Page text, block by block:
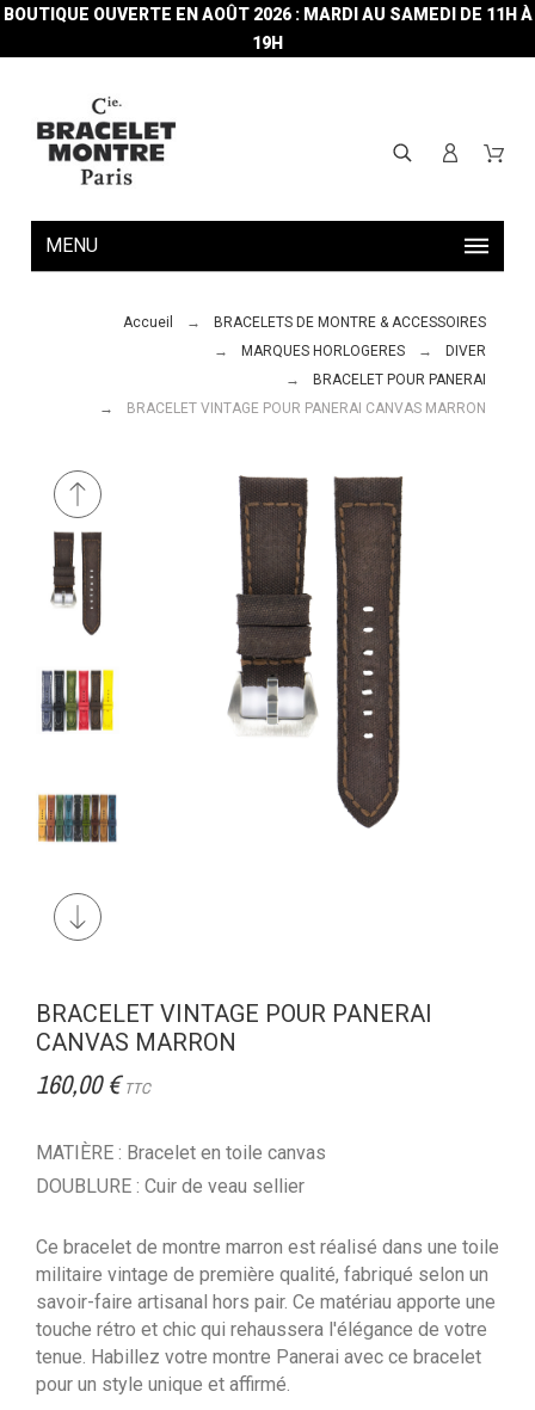
BOUTIQUE OUVERTE EN AOÛT 2026 : MARDI AU SAMEDI DE 11H À
19H
MENU
Accueil
BRACELETS DE MONTRE & ACCESSOIRES
MARQUES HORLOGERES
DIVER
BRACELET POUR PANERAI
BRACELET VINTAGE POUR PANERAI CANVAS MARRON
BRACELET VINTAGE POUR PANERAI
CANVAS MARRON
160,00 € TTC
MATIÈRE : Bracelet en toile canvas
DOUBLURE : Cuir de veau sellier
Ce bracelet de montre marron est réalisé dans une toile
militaire vintage de première qualité, fabriqué selon un
savoir-faire artisanal hors pair. Ce matériau apporte une
touche rétro et chic qui rehaussera l'élégance de votre
tenue. Habillez votre montre Panerai avec ce bracelet
pour un style unique et affirmé.